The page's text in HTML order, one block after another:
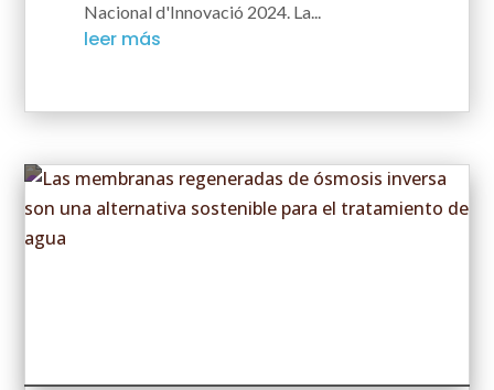
Nacional d'Innovació 2024. La...
leer más